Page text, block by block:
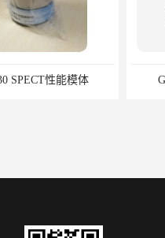
Gammex Sono410,声模体